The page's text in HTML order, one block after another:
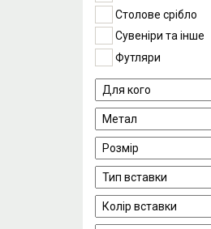
Столове срібло
Сувеніри та інше
Футляри